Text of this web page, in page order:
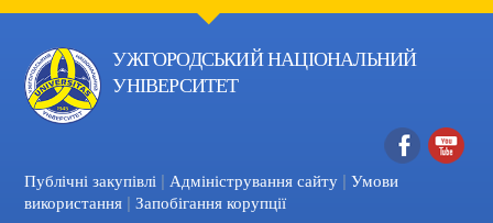
УЖГОРОДСЬКИЙ НАЦІОНАЛЬНИЙ
УНІВЕРСИТЕТ
Facebook
Публічні закупівлі | Адміністрування сайту | Умови
використання | Запобігання корупції